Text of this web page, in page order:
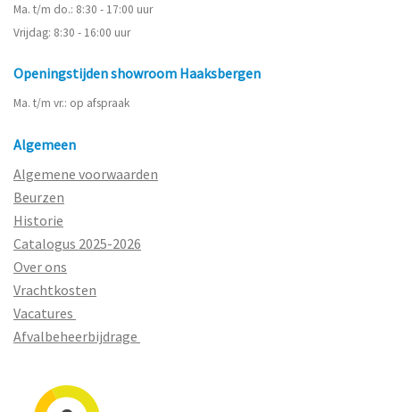
Ma. t/m do.: 8:30 - 17:00 uur
Vrijdag: 8:30 - 16:00 uur
Openingstijden showroom Haaksbergen
Ma. t/m vr.: op afspraak
Algemeen
Algemene voorwaarden
Beurzen
Historie
Catalogus 2025-2026
Over ons
Vrachtkosten
Vacatures
Afvalbeheerbijdrage